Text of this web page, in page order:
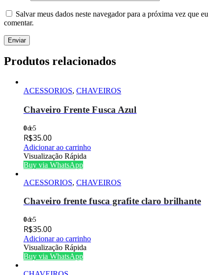
Salvar meus dados neste navegador para a próxima vez que eu
comentar.
Produtos relacionados
ACESSORIOS, CHAVEIROS
Chaveiro Frente Fusca Azul
0de 5
R$35.00
Adicionar ao carrinho
Visualização Rápida
Buy via WhatsApp
ACESSORIOS, CHAVEIROS
Chaveiro frente fusca grafite claro brilhante
0de 5
R$35.00
Adicionar ao carrinho
Visualização Rápida
Buy via WhatsApp